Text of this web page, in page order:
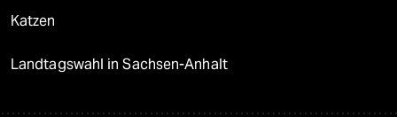
Katzen
Landtagswahl in Sachsen-Anhalt